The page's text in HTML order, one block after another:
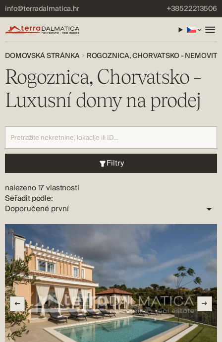
info@terradalmatica.hr +38522213506
DOMOVSKÁ STRÁNKA ROGOZNICA, CHORVATSKO -
Rogoznica, Chorvatsko –
Luxusní domy na prodej
Filtry
nalezeno 17 vlastností
Seřadit podle: